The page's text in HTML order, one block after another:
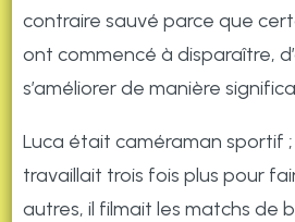
contraire sauvé parce que
ont commencé à disparaître,
s’améliorer de manière
Luca était caméraman sportif
travaillait trois fois plus pour
autres, il filmait les matchs de